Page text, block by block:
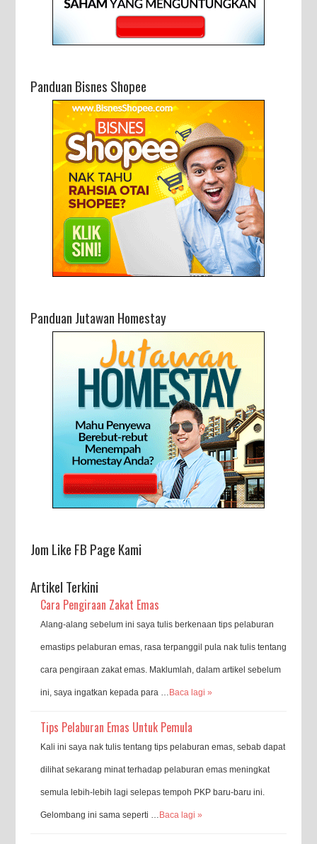
Panduan Bisnes Shopee
Panduan Jutawan Homestay
Jom Like FB Page Kami
Artikel Terkini
Cara Pengiraan Zakat Emas
Alang-alang sebelum ini saya tulis berkenaan tips pelaburan
emastips pelaburan emas, rasa terpanggil pula nak tulis tentang
cara pengiraan zakat emas. Maklumlah, dalam artikel sebelum
ini, saya ingatkan kepada para … Baca lagi »
Tips Pelaburan Emas Untuk Pemula
Kali ini saya nak tulis tentang tips pelaburan emas, sebab dapat
dilihat sekarang minat terhadap pelaburan emas meningkat
semula lebih-lebih lagi selepas tempoh PKP baru-baru ini.
Gelombang ini sama seperti … Baca lagi »